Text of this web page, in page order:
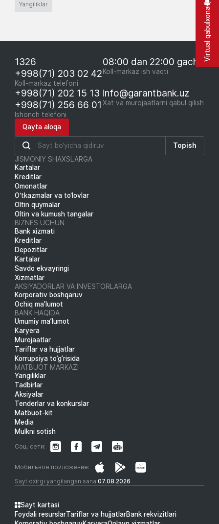
Yangiliklar
1326
+998(71) 203 02 42
Koll-markaz telefoni
08:00 dan 22:00 gacha
Koll-markaz ish vaqti
+998(71) 202 15 13
+998(71) 256 66 01
Ishonch telefoni
info@garantbank.uz
Xat va murojaatlarni qabul qilish
Qayta aloqa
Topish
JISMONIY SHAXSLARGA
Kartalar
Kreditlar
Omonatlar
O‘tkazmalar va to‘lovlar
Oltin quymalar
Oltin va kumush tangalar
BIZNES UCHUN
Bank xizmati
Kreditlar
Depozitlar
Kartalar
Savdo ekvayringi
Xizmatlar
AKSIYADORLAR VA INVESTORLARGA
Korporativ boshqaruv
Ochiq ma’lumot
BANK HAQIDA
Umumiy ma’lumot
Karyera
Murojaatlar
Tariflar va hujjatlar
Korrupsiya to’g’risida
MATBUOT MARKAZI
Yangiliklar
Tadbirlar
Aksiyalar
Tenderlar va konkurslar
Matbuot-kit
Media
Mulkni sotish
Sayt oxirgi yangilangan sana 07.08.2026
Мобильное приложение:
Соц. сети:
Sayt kartasi
Foydali resurslarTariflar va hujjatlarBank rekvizitlari
Virtual qabulxona